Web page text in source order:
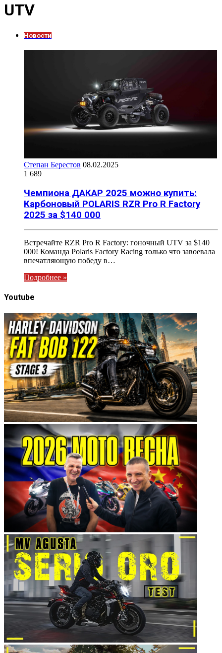
UTV
Новости
Степан Берестов 08.02.2025
1 689
Чемпиона ДАКАР 2025 можно купить:
Карбоновый POLARIS RZR Pro R Factory
2025 за $140 000
Встречайте RZR Pro R Factory: гоночный UTV за $140
000! Команда Polaris Factory Racing только что завоевала
впечатляющую победу в…
Подробнее »
Youtube